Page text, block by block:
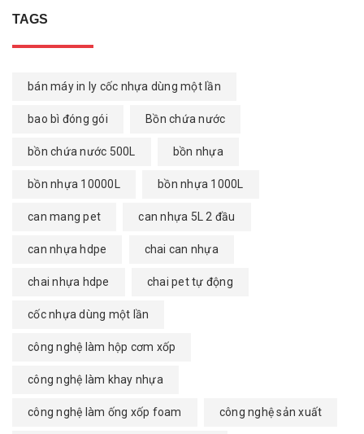
TAGS
bán máy in ly cốc nhựa dùng một lần
bao bì đóng gói Bồn chứa nước
bồn chứa nước 500L bồn nhựa
bồn nhựa 10000L bồn nhựa 1000L
can mang pet can nhựa 5L 2 đầu
can nhựa hdpe chai can nhựa
chai nhựa hdpe chai pet tự động
cốc nhựa dùng một lần
công nghệ làm hộp cơm xốp
công nghệ làm khay nhựa
công nghệ làm ống xốp foam công nghệ sản xuất